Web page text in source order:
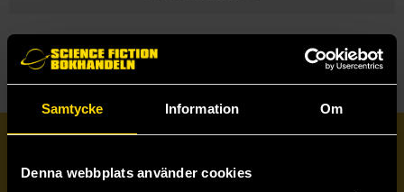
Samtycke Information Om
Denna webbplats använder cookies
Prenumerera på vårt nyhetsbrev